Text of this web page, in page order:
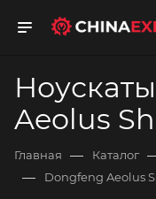
Aeolus
Главная — Каталог
— Dongfeng Aeolus